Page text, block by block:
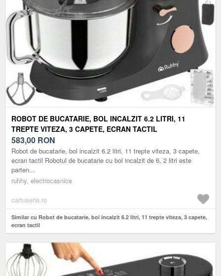
ROBOT DE BUCATARIE, BOL INCALZIT 6.2 LITRI, 11
TREPTE VITEZA, 3 CAPETE, ECRAN TACTIL
583,00 RON
Robot de bucatarie, bol incalzit 6.2 litri, 11 trepte viteza, 3 capete,
ecran tactil Robotul de bucatarie cu bol incalzit de 6, 2 litri este
parten...
ruhhy, electrocasnice
cartuseria.ro
Similar cu Robot de bucatarie, bol incalzit 6.2 litri, 11 trepte viteza, 3 capete,
ecran tactil